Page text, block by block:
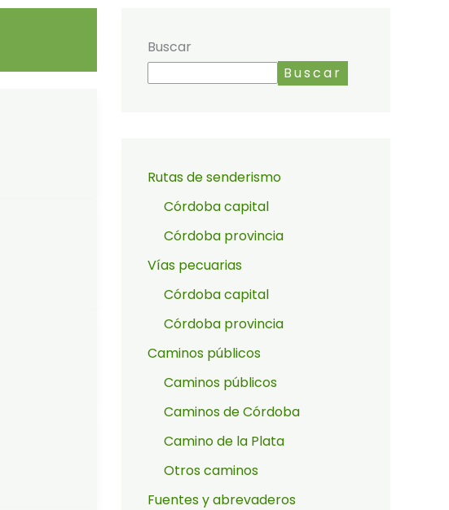
Buscar
Buscar
Rutas de senderismo
Córdoba capital
Córdoba provincia
Vías pecuarias
Córdoba capital
Córdoba provincia
Caminos públicos
Caminos públicos
Caminos de Córdoba
Camino de la Plata
Otros caminos
Fuentes y abrevaderos